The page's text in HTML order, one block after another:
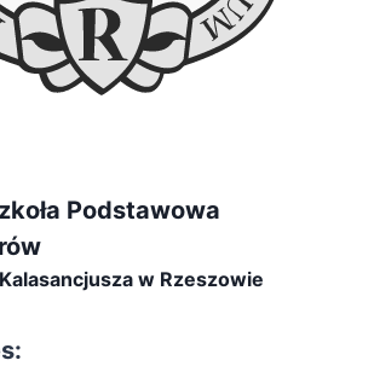
Podstawowa
w Rzeszowie